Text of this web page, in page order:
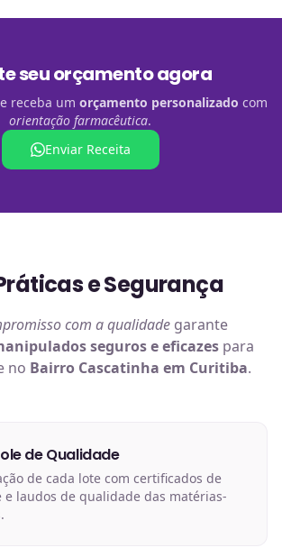
seu orçamento agora
receba um orçamento personalizado com
orientação farmacêutica.
Enviar Receita
e Segurança
com a qualidadegarante
seguros e eficazespara
no Bairro Cascatinha em Curitiba.
de Qualidade
de cada lote com certificados de
e laudos de qualidade das matérias-